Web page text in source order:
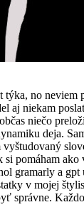
týka, no
aj niekam
niečo
deja.
si pomáham ako
gramarly a
v mojej
správne.